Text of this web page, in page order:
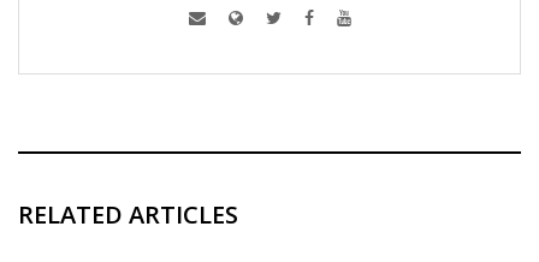
RELATED ARTICLES